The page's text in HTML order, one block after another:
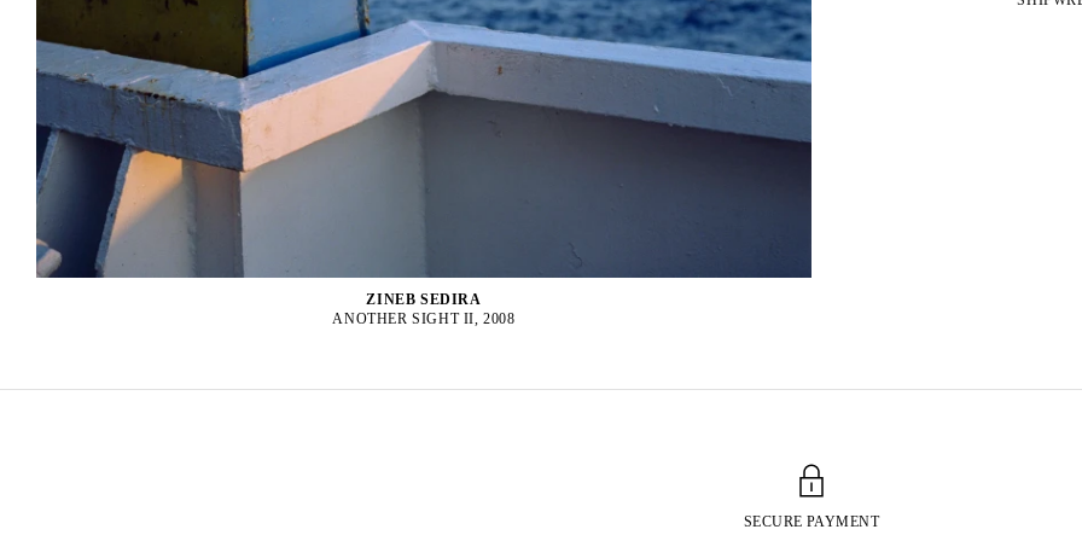
ZINEB SEDIRA
ANOTHER SIGHT II, 2008
SECURE PAYMENT